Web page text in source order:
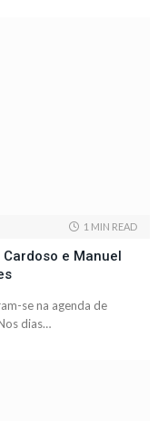
1 MIN READ
e Manuel
se na agenda de
dias…